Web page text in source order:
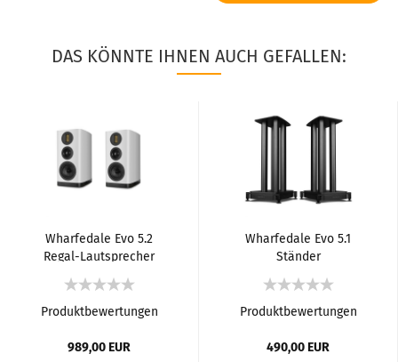
DAS KÖNNTE IHNEN AUCH GEFALLEN:
Wharfedale Evo 5.2
Regal-Lautsprecher
Produktbewertungen
989,00 EUR
Wharfedale Evo 5.1
Ständer
Produktbewertungen
490,00 EUR